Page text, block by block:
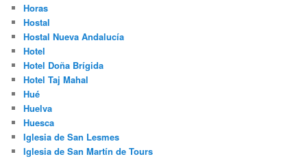
Horas
Hostal
Hostal Nueva Andalucía
Hotel
Hotel Doña Brígida
Hotel Taj Mahal
Hué
Huelva
Huesca
Iglesia de San Lesmes
Iglesia de San Martín de Tours